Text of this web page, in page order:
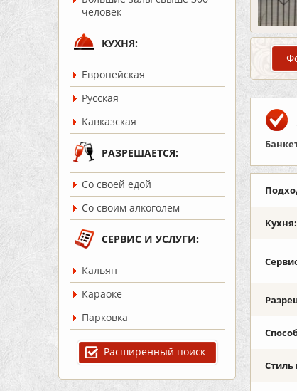
человек
КУХНЯ:
Европейская
Русская
Кавказская
РАЗРЕШАЕТСЯ:
Со своей едой
Со своим алкоголем
СЕРВИС И УСЛУГИ:
Кальян
Караоке
Парковка
Расширенный поиск
Кухня:
Стиль